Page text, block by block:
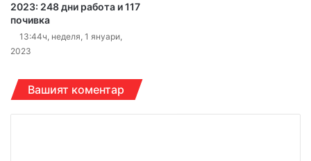
2023: 248 дни работа и 117
почивка
13:44ч, неделя, 1 януари,
2023
Вашият коментар